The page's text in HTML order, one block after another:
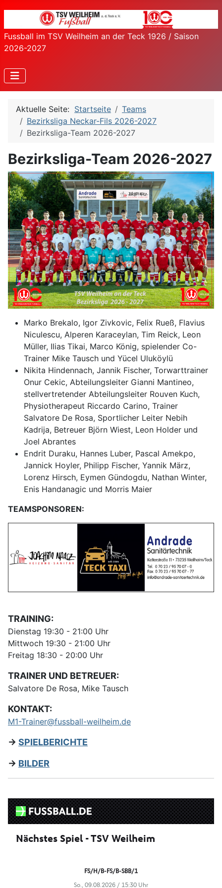
Fussball im TSV Weilheim an der Teck 1926 / Saison
2026-2027
Aktuelle Seite: Startseite
Teams
Bezirksliga Neckar-Fils 2026-2027
Bezirksliga-Team 2026-2027
Bezirksliga-Team 2026-2027
Marko Brekalo, Igor Zivkovic, Felix Rueß, Flavius
Niculescu, Alperen Karaceylan, Tim Reick, Leon
Müller, Ilias Tikai, Marco König, spielender Co-
Trainer Mike Tausch und Yücel Uluköylü
Nikita Hindennach, Jannik Fischer, Torwarttrainer
Onur Cekic, Abteilungsleiter Gianni Mantineo,
stellvertretender Abteilungsleiter Rouven Kuch,
Physiotherapeut Riccardo Carino, Trainer
Salvatore De Rosa, Sportlicher Leiter Nebih
Kadrija, Betreuer Björn Wiest, Leon Holder und
Joel Abrantes
Endrit Duraku, Hannes Luber, Pascal Amekpo,
Jannick Hoyler, Philipp Fischer, Yannik März,
Lorenz Hirsch, Eymen Gündogdu, Nathan Winter,
Enis Handanagic und Morris Maier
TEAMSPONSOREN:
TRAINING:
Dienstag 19:30 - 21:00 Uhr
Mittwoch 19:30 - 21:00 Uhr
Freitag 18:30 - 20:00 Uhr
TRAINER UND BETREUER:
Salvatore De Rosa, Mike Tausch
KONTAKT:
M1-Trainer@fussball-weilheim.de
-> SPIELBERICHTE
-> BILDER